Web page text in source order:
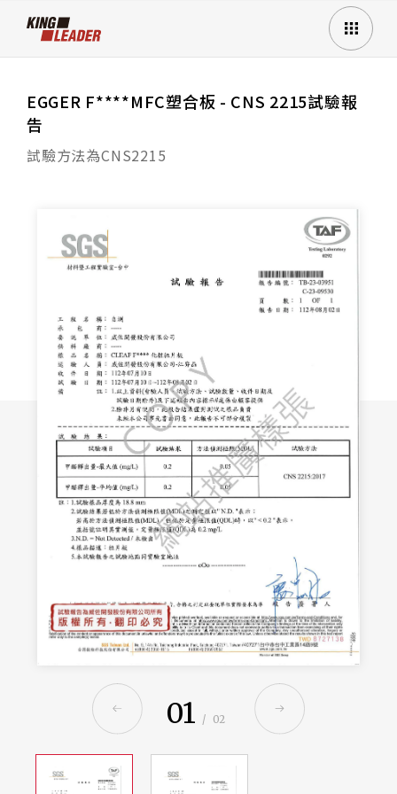
EGGER F****MFC塑合板 - CNS 2215試驗報
告
試驗方法為CNS2215
01 / 02